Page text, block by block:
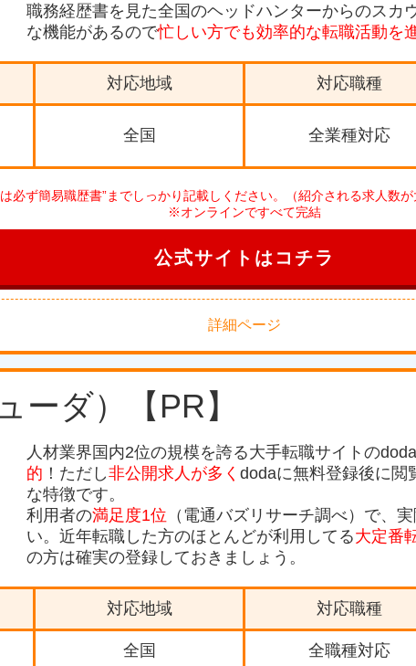
職務経歴書を見た全国のヘッドハンターからのスカ
な機能があるので忙しい方でも効率的な転職活動を
対応地域 対応職種
全国 全業種対応
必ず簡易職歴書”までしっかり記載しください。（紹介される求人数が
※オンラインですべて完結
公式サイトはコチラ
詳細ページ
ーダ）【PR】
人材業界国内2位の規模を誇る大手転職サイトのdoda
的 ！ただし非公開求人が多く dodaに無料登録後に閲
な特徴です。
利用者の満足度1位 （電通バズリサーチ調べ）で、
い。近年転職した方のほとんどが利用してる大定番
の方は確実の登録しておきましょう。
対応地域 対応職種
全国 全職種対応